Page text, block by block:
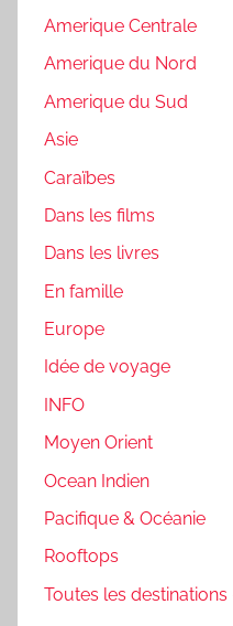
Amerique Centrale
Amerique du Nord
Amerique du Sud
Asie
Caraïbes
Dans les films
Dans les livres
En famille
Europe
Idée de voyage
INFO
Moyen Orient
Ocean Indien
Pacifique & Océanie
Rooftops
Toutes les